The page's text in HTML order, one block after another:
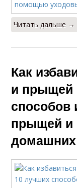
Читать дальше →
Как
и прыщей
способов
прыщей и